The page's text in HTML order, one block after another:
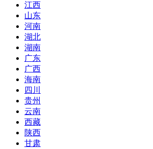
江西
山东
河南
湖北
湖南
广东
广西
海南
四川
贵州
云南
西藏
陕西
甘肃